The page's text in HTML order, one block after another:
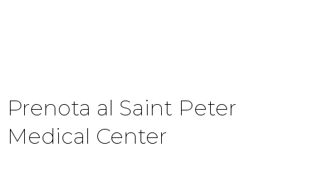
Prenota al Saint Peter
Medical Center